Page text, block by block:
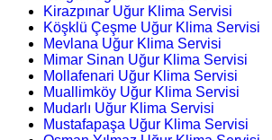
Kirazpınar Uğur Klima Servisi
Köşklü Çeşme Uğur Klima Servisi
Mevlana Uğur Klima Servisi
Mimar Sinan Uğur Klima Servisi
Mollafenari Uğur Klima Servisi
Muallimköy Uğur Klima Servisi
Mudarlı Uğur Klima Servisi
Mustafapaşa Uğur Klima Servisi